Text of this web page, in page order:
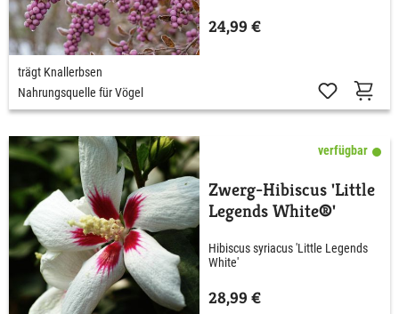
24,99 €
trägt Knallerbsen
Nahrungsquelle für Vögel
verfügbar
Zwerg-Hibiscus 'Little
Legends White®'
Hibiscus syriacus 'Little Legends
White'
28,99 €